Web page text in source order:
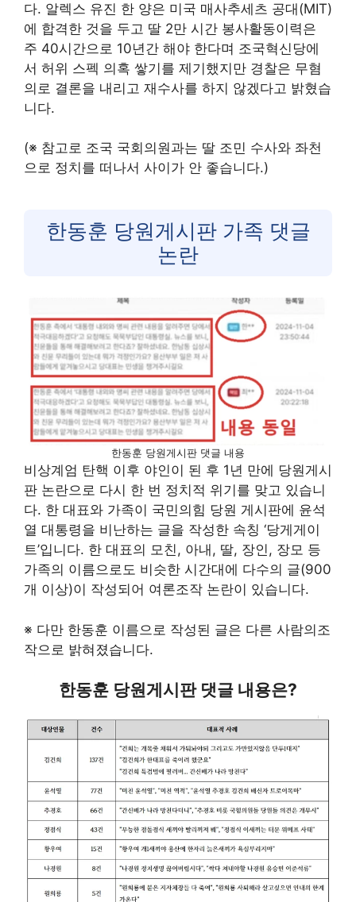
다. 알렉스 유진 한 양은 미국 매사추세츠 공대(MIT)
에 합격한 것을 두고 딸 2만 시간 봉사활동이력은
주 40시간으로 10년간 해야 한다며 조국혁신당에
서 허위 스펙 의혹 쌓기를 제기했지만 경찰은 무혐
의로 결론을 내리고 재수사를 하지 않겠다고 밝혔습
니다.
(※ 참고로 조국 국회의원과는 딸 조민 수사와 좌천
으로 정치를 떠나서 사이가 안 좋습니다.)
한동훈 당원게시판 가족 댓글
논란
한동훈 당원게시판 댓글 내용
비상계엄 탄핵 이후 야인이 된 후 1년 만에 당원게시
판 논란으로 다시 한 번 정치적 위기를 맞고 있습니
다. 한 대표와 가족이 국민의힘 당원 게시판에 윤석
열 대통령을 비난하는 글을 작성한 속칭 ‘당게게이
트’입니다. 한 대표의 모친, 아내, 딸, 장인, 장모 등
가족의 이름으로도 비슷한 시간대에 다수의 글(900
개 이상)이 작성되어 여론조작 논란이 있습니다.
※ 다만 한동훈 이름으로 작성된 글은 다른 사람의조
작으로 밝혀졌습니다.
한동훈 당원게시판 댓글 내용은?